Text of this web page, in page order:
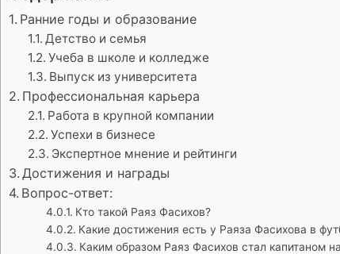
Ранние годы и образование
Детство и семья
Учеба в школе и колледже
Выпуск из университета
Профессиональная карьера
Работа в крупной компании
Успехи в бизнесе
Экспертное мнение и рейтинги
Достижения и награды
Вопрос-ответ:
Кто такой Раяз Фасихов?
Какие достижения есть у Раяза Фасихова в
Каким образом Раяз Фасихов стал капитаном